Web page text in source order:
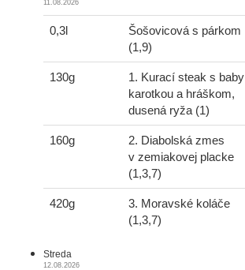
11.08.2026
0,3l
Šošovicová s párkom
(1,9)
130g
1. Kurací steak s baby
karotkou a hráškom,
dusená ryža (1)
160g
2. Diabolská zmes
v zemiakovej placke
(1,3,7)
420g
3. Moravské koláče
(1,3,7)
Streda
12.08.2026